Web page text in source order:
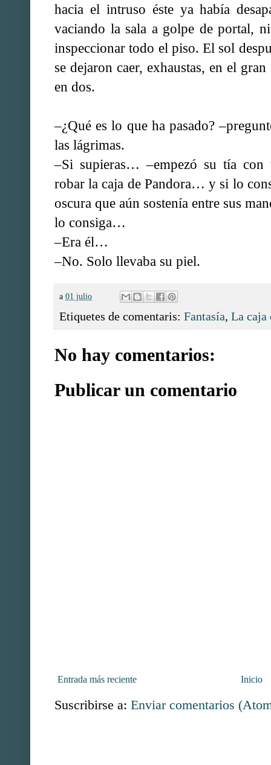
hacia el intruso éste ya había
vaciando la sala a golpe de portal,
inspeccionar todo el piso. El sol
se dejaron caer, exhaustas, en el
en dos.
–¿Qué es lo que ha pasado?
las lágrimas.
–Si supieras… –empezó su tía con
robar la caja de Pandora… y si lo
oscura que aún sostenía entre sus
lo consiga…
–Era él…
–No. Solo llevaba su piel.
a 01 julio
Etiquetes de comentaris: Fantasía, La caja
No hay comentarios:
Publicar un comentario
Entrada más reciente Inicio
Suscribirse a: Enviar comentarios